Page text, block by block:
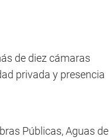
de diez cámaras
privada y presencia
Públicas, Aguas de